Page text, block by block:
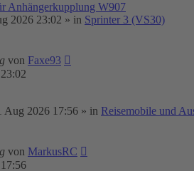
Anhängerkupplung W907
2026 23:02 » in Sprinter 3 (VS30)
von Faxe93
Aug 2026 17:56 » in Reisemobile und
von MarkusRC